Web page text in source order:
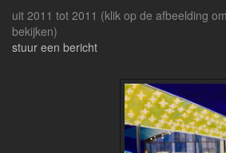
uit 2011 tot 2011 (klik op de afbeelding
bekijken)
stuur een bericht